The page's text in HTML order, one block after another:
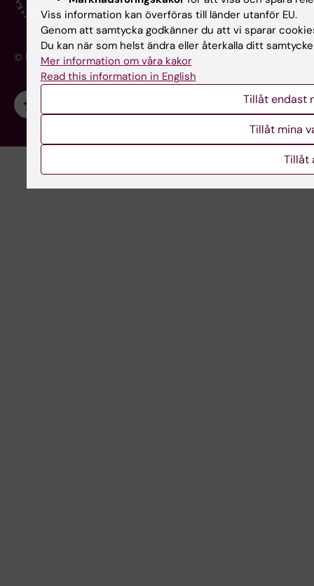
© Karolinska Institutet - ett medicinskt universitet
Viss information kan överföras till länder utanför EU.
Genom att samtycka godkänner du att vi sparar
Du kan när som helst ändra eller återkalla ditt
Mer information om våra kakor
Read this information in English
Tillåt endast
Tillåt mina
Tillåt